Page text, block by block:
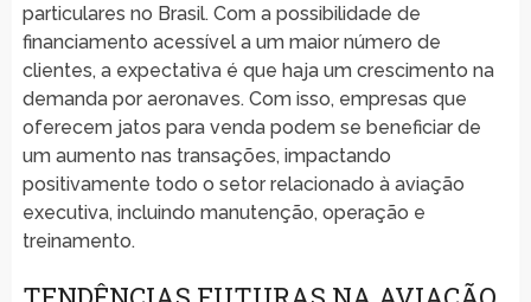
particulares no Brasil. Com a possibilidade de
financiamento acessível a um maior número de
clientes, a expectativa é que haja um crescimento na
demanda por aeronaves. Com isso, empresas que
oferecem jatos para venda podem se beneficiar de
um aumento nas transações, impactando
positivamente todo o setor relacionado à aviação
executiva, incluindo manutenção, operação e
treinamento.